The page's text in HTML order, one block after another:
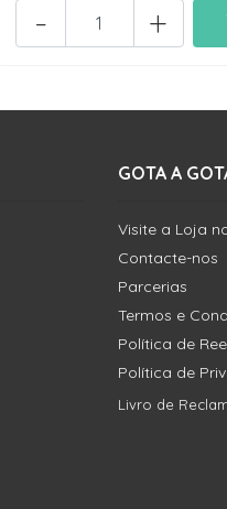
+
-
GOTA A
Visite a Loja
Contacte-nos
Parcerias
Termos e
Política de
Política de
Livro de